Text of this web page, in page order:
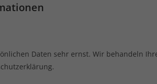
Daten sehr ernst. Wir behandeln